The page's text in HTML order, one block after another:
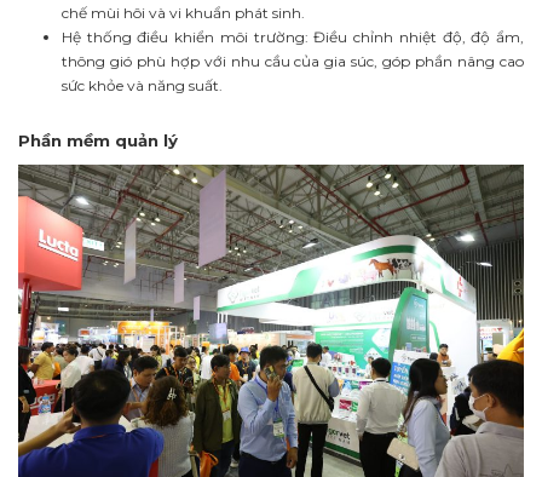
chế mùi hôi và vi khuẩn phát sinh.
Hệ thống điều khiển môi trường: Điều chỉnh nhiệt độ, độ ẩm,
thông gió phù hợp với nhu cầu của gia súc, góp phần nâng cao
sức khỏe và năng suất.
Phần mềm quản lý